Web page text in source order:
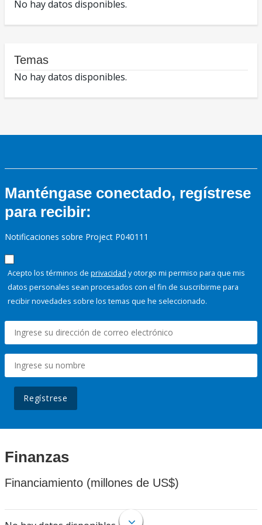
No hay datos disponibles.
Temas
No hay datos disponibles.
Manténgase conectado, regístrese
para recibir:
Notificaciones sobre Project P040111
Acepto los términos de privacidad y otorgo mi permiso para que mis
datos personales sean procesados con el fin de suscribirme para
recibir novedades sobre los temas que he seleccionado.
Regístrese
Finanzas
Financiamiento (millones de US$)